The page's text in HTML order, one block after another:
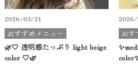
2026/03/21
おすすめメニュー
🌿🤍 透明感たっぷり light beige
color 🤍🌿
おす